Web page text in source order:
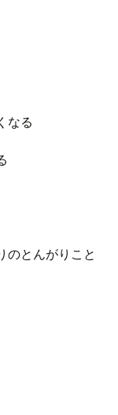
なる
とんがりこと